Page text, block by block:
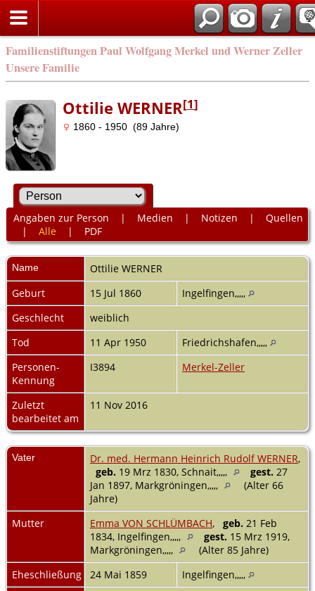
Familienstiftungen Paul Wolfgang Merkel und Werner Zeller
Unsere Familie
Ottilie WERNER[1]
1860 - 1950 (89 Jahre)
Angaben zur Person | Medien | Notizen | Quellen
| Alle | PDF
Name Ottilie WERNER
Geburt
15 Jul 1860
Ingelfingen,,,,,
Geschlecht
weiblich
Tod
11 Apr 1950
Friedrichshafen,,,,,
Personen-
Kennung
I3894 Merkel-Zeller
Zuletzt
bearbeitet am
11 Nov 2016
Vater Dr. med. Hermann Heinrich Rudolf WERNER,
geb. 19 Mrz 1830, Schnait,,,,, gest. 27
Jan 1897, Markgröningen,,,,,
(Alter 66
Jahre)
Mutter
Emma VON SCHLÜMBACH, geb. 21 Feb
1834, Ingelfingen,,,,,
gest. 15 Mrz 1919,
Markgröningen,,,,,
(Alter 85 Jahre)
Eheschließung
24 Mai 1859
Ingelfingen,,,,,